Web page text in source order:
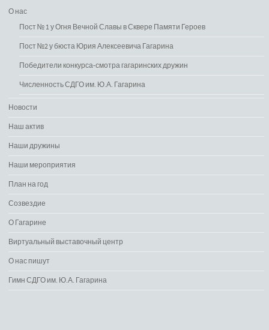
О нас
Пост № 1 у Огня Вечной Славы в Сквере Памяти Героев
Пост №2 у бюста Юрия Алексеевича Гагарина
Победители конкурса-смотра гагаринских дружин
Численность СДГО им. Ю.А. Гагарина
Новости
Наш актив
Наши дружины
Наши мероприятия
План на год
Созвездие
О Гагарине
Виртуальный выставочный центр
О нас пишут
Гимн СДГО им. Ю.А. Гагарина